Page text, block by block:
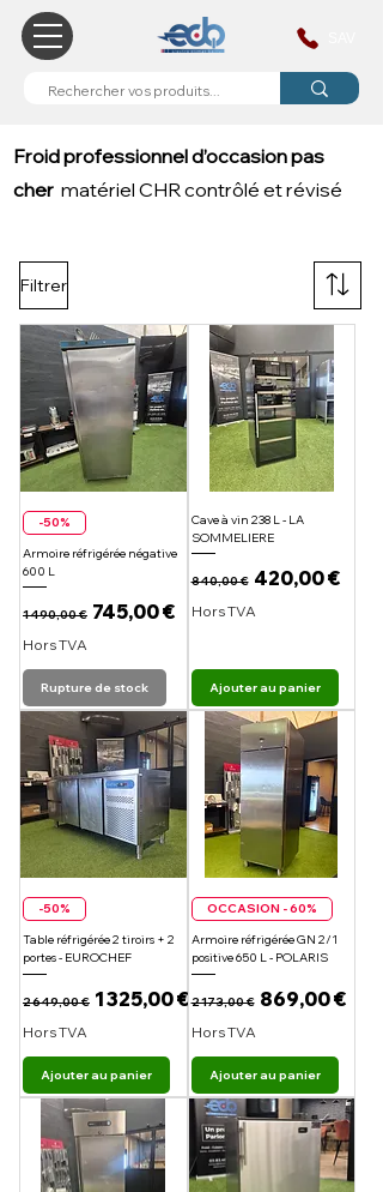
Froid professionnel d’occasion pas
cher matériel CHR contrôlé et révisé
Filtrer
-50%
Armoire réfrigérée négative
600 L
Prix original
1 490,00 € Prix promotionnel
745,00 €
Hors TVA
Rupture de stock
Cave à vin 238 L - LA
SOMMELIERE
Prix original
840,00 € Prix
420,00 €
Hors TVA
Ajouter au panier
-50%
Table réfrigérée 2 tiroirs + 2
portes - EUROCHEF
Prix original
2 649,00 € Prix promotionnel
1 325,00 €
Hors TVA
Ajouter au panier
OCCASION - 60%
Armoire réfrigérée GN 2/1
positive 650 L - POLARIS
Prix original
2 173,00 € Prix
869,00 €
Hors TVA
Ajouter au panier